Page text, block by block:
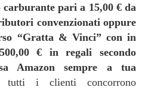
pari a 15,00 € da
convenzionati oppure
“Gratta & Vinci” con in
€ in regali secondo
Amazon
sempre a tua
i clienti concorrono